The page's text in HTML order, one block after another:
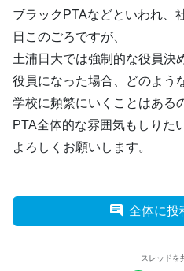
ブラックPTAなどといわれ、
日このごろですが、
土浦日大では強制的な役員決
役員になった場合、どのよう
学校に頻繁にいくことはある
PTA全体的な雰囲気もしりた
よろしくお願いします。
全体に投
スレッドを